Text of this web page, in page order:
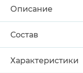
Описание
Состав
Характеристики